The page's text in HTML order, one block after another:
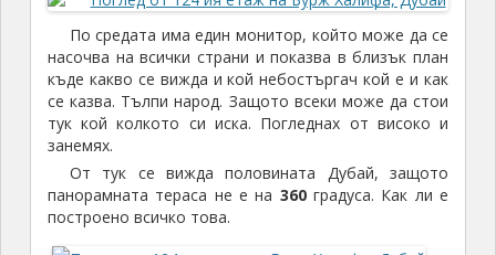
По средата има един монитор, който може да се
насочва на всички страни и показва в близък план
къде какво се вижда и кой небостъргач кой е и как
се казва. Тълпи народ. Защото всеки може да стои
тук кой колкото си иска. Погледнах от високо и
занемях.
От тук се вижда половината Дубай, защото
панорамната тераса не е на 360градуса. Как ли е
построено всичко това.